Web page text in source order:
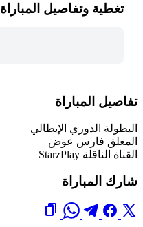
تغطية وتفاصيل المباراة
تفاصيل المباراة
البطولة الدوري الإيطالي
المعلق فارس عوض
القناة الناقلة StarzPlay
شارك المباراة